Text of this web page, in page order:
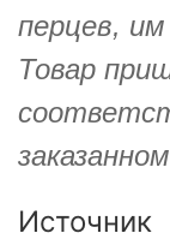
перцев,
Товар
Источник